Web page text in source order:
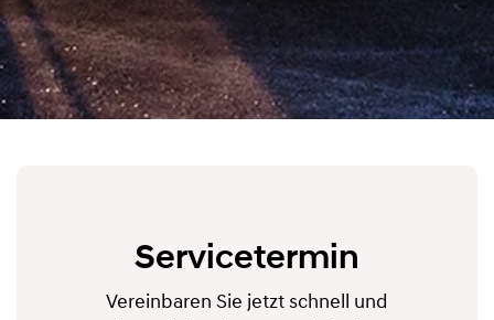
Servicetermin
Vereinbaren Sie jetzt schnell und